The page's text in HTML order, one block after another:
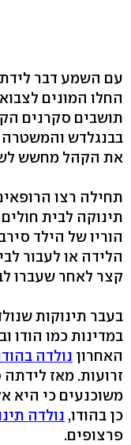
עם השמע דבר
תושבים סקרנים
בבנגלדש
את הקהל מחשש
תינוקה לבית
הוריו של הילד
הלידה או לעבור
קצר לאחר שעברו
בעבר תינוקות
במדינות כמו הודו
האחרון נולדה
זרועות. מאז
משוכנעים כי היא
כן בהודו, נולדה
פרצופים.